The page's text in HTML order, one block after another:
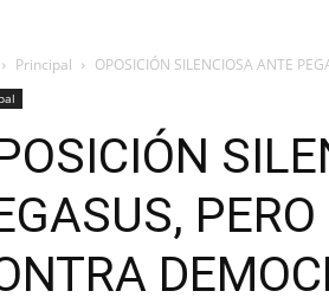
Principal OPOSICIÓN SILENCIOSA ANTE